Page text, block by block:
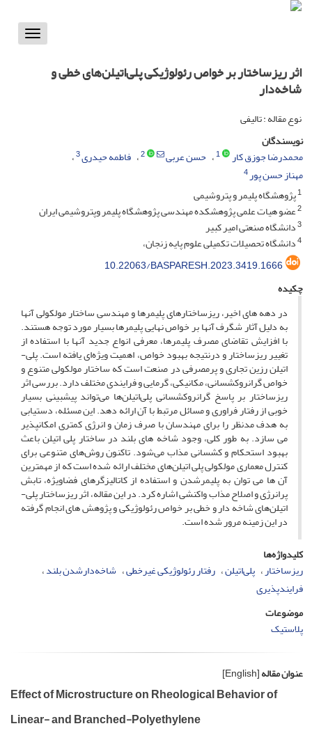
Toggle
اثر ریزساختار بر خواص رئولوژیکی پلی‌اتیلن‌های خطی و
شاخه‌دار
نوع مقاله : تالیفی
نویسندگان
محمدرضا جوزق کار
1 حسن عربی 2 فاطمه حیدری3
مهناز حسن پور4
1پژوهشگاه پلیمر و پتروشیمی
2عضو هیات علمی پژوهشکده مهندسی پژوهشگاه پلیمر وپتروشیمی ایران
3دانشگاه صنعتی امیر کبیر
4دانشگاه تحصیلات تکمیلی علوم پایه زنجان،
10.22063/BASPARESH.2023.3419.1666
چکیده
در دهه ­های اخیر، ریزساختارهای پلیمرها و مهندسی ساختار مولکولی آن­ها
به­ دلیل آثار شگرف آن­ها بر خواص نهایی پلیمرها بسیار مورد توجه هستند.
با افزایش تقاضای مصرف پلیمرها، معرفی انواع جدید آن­ها با استفاده از
تغییر ریزساختار و درنتیجه بهبود خواص، اهمیت ویژه‌ای یافته است. پلی­
اتیلن رزین تجاری و پرمصرفی در صنعت است که ساختار مولکولی متنوع و
خواص گران­روکشسانی، مکانیکی، گرمایی و فرایندی مختلف دارد. بررسی اثر
ریزساختار بر پاسخ گران­روکشسانی پلی‌اتیلن‌ها می‌تواند پیش­بینی بسیار
خوبی از رفتار فراوری و مسائل مرتبط با آن ارائه دهد. این مسئله، دستیابی
به هدف مدنظر را برای مهندسان با صرف زمان و انرژی کمتری امکان­پذیر
می­ سازد. به ­طور کلی، وجود شاخه ­های بلند در ساختار پلی­ اتیلن باعث
بهبود استحکام و کشسانی مذاب می‌شود. تاکنون روش‌های متنوعی برای
کنترل معماری مولکولی پلی ­اتیلن‌های مختلف ارائه شده است که از مهم­ترین
آن­ ها می ­توان به پلیمرشدن و استفاده از کاتالیزگرهای فضاویژه، تابش
پرانرژی و اصلاح مذاب واکنشی اشاره کرد. در این مقاله، اثر ریزساختار پلی­
اتیلن‌های شاخهدار و خطی بر خواص رئولوژیکی و پژوهش ­های انجام­ گرفته
در این زمینه مرور شده است.
کلیدواژه‌ها
ریزساختار پلی‌اتیلن رفتار رئولوژیکی غیرخطی شاخه‌دارشدن بلند
فرایندپذیری
موضوعات
پلاستیک
عنوان مقاله[English]
Effect of Microstructure on Rheological Behavior of
Linear- and Branched-Polyethylene